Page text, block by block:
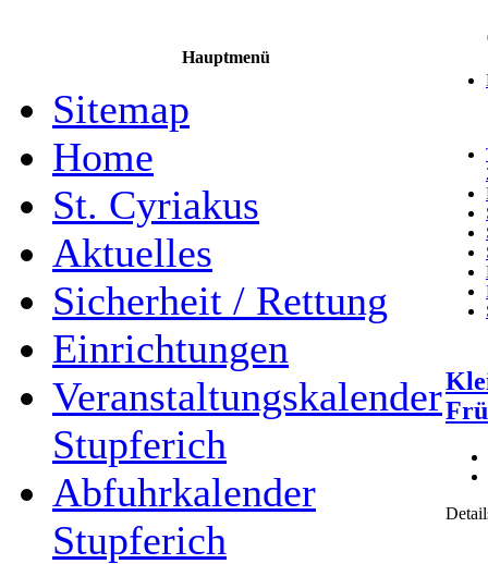
Hauptmenü
Sitemap
Home
St. Cyriakus
Aktuelles
Sicherheit / Rettung
Einrichtungen
Veranstaltungskalender
Stupferich
Abfuhrkalender
Stupferich